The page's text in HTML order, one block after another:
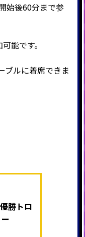
始後60分まで参
能です。
ブルに着席できま
勝トロ